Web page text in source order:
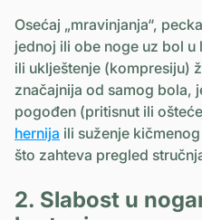
Osećaj „mravinjanja“,
jednoj ili obe noge uz bol
ili uklještenje (kompresiju)
značajnija od samog bola,
pogođen (pritisnut ili
hernija ili suženje
što zahteva pregled
2. Slabost u